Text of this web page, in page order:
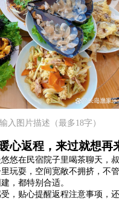
入图片描述（最多18字）
心返程，来过就想再
悠在民宿院子里喝茶聊天，
玩耍，空间宽敞不拥挤，不
，都特别合适。
，贴心提醒返程注意事项，